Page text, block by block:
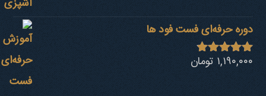
دوره حرفه‌ای فست فود ها
نمره4.80۱,۱۹۰,۰۰۰ تومان